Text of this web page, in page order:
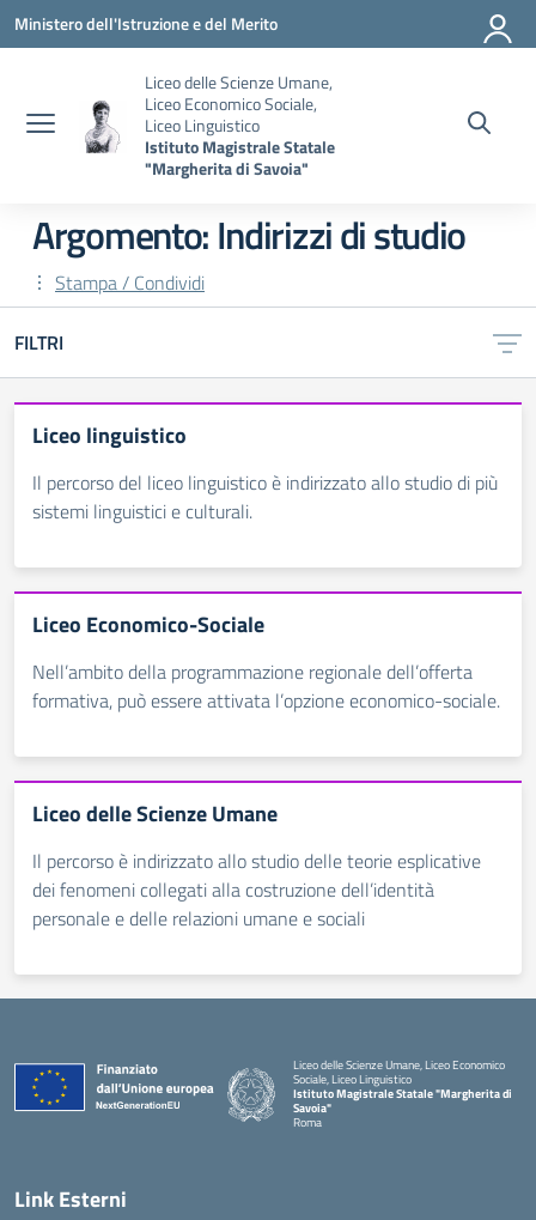
Vai ai contenuti
Vai al menu di navigazione
Vai al footer
Ministero dell'Istruzione e del Merito
Liceo delle Scienze Umane,
Liceo Economico Sociale,
Liceo Linguistico
Istituto Magistrale Statale
"Margherita di Savoia"
Argomento: Indirizzi di studio
Stampa / Condividi
FILTRI
Liceo linguistico
Il percorso del liceo linguistico è indirizzato allo studio di più
sistemi linguistici e culturali.
Liceo Economico-Sociale
Nell’ambito della programmazione regionale dell’offerta
formativa, può essere attivata l’opzione economico-sociale.
Liceo delle Scienze Umane
Il percorso è indirizzato allo studio delle teorie esplicative
dei fenomeni collegati alla costruzione dell’identità
personale e delle relazioni umane e sociali
Liceo delle Scienze Umane, Liceo Economico
Sociale, Liceo Linguistico
Istituto Magistrale Statale "Margherita di
Savoia"
Roma
Link Esterni